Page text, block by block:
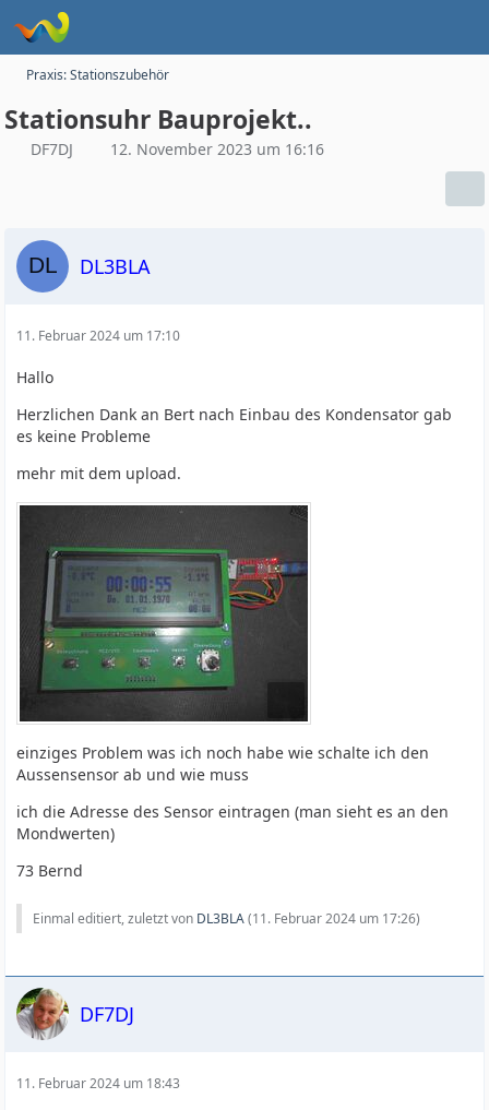
Praxis: Stationszubehör
Stationsuhr Bauprojekt..
DF7DJ 12. November 2023 um 16:16
DL3BLA
11. Februar 2024 um 17:10
Hallo
Herzlichen Dank an Bert nach Einbau des Kondensator gab
es keine Probleme
mehr mit dem upload.
einziges Problem was ich noch habe wie schalte ich den
Aussensensor ab und wie muss
ich die Adresse des Sensor eintragen (man sieht es an den
Mondwerten)
73 Bernd
Einmal editiert, zuletzt von DL3BLA(11. Februar 2024 um 17:26)
DF7DJ
11. Februar 2024 um 18:43